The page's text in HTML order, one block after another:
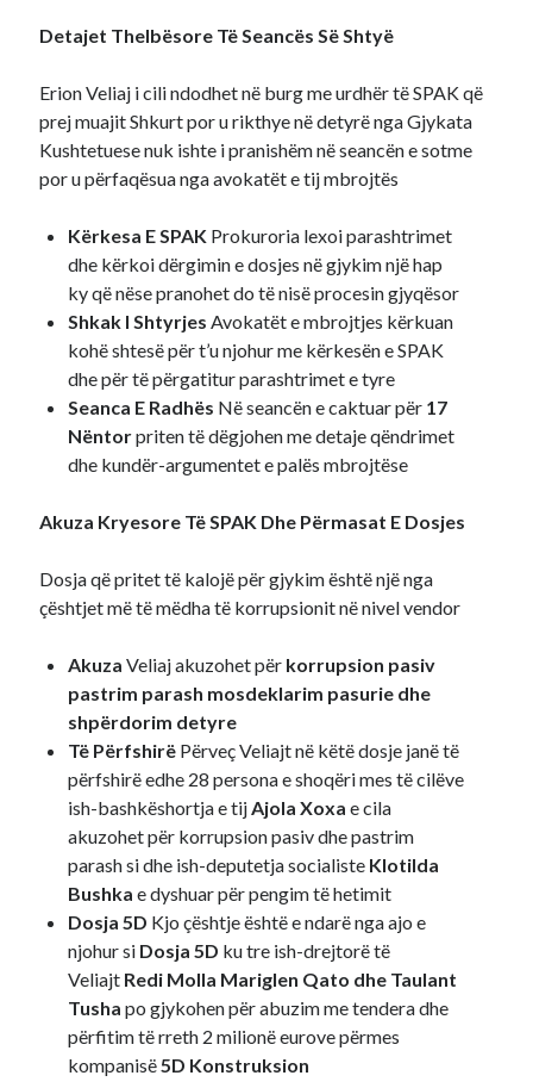
Recent Comments
A WordPress CommenteronHello world!
Detajet Thelbësore Të Seancës Së Shtyë
Erion Veliaj i cili ndodhet në burg me urdhër të SPAK që
prej muajit Shkurt por u rikthye në detyrë nga Gjykata
Kushtetuese nuk ishte i pranishëm në seancën e sotme
por u përfaqësua nga avokatët e tij mbrojtës
Kërkesa E SPAK Prokuroria lexoi parashtrimet
dhe kërkoi dërgimin e dosjes në gjykim një hap
ky që nëse pranohet do të nisë procesin gjyqësor
Shkak I Shtyrjes Avokatët e mbrojtjes kërkuan
kohë shtesë për t’u njohur me kërkesën e SPAK
dhe për të përgatitur parashtrimet e tyre
Seanca E Radhës Në seancën e caktuar për 17
Nëntorpriten të dëgjohen me detaje qëndrimet
dhe kundër-argumentet e palës mbrojtëse
Akuza Kryesore Të SPAK Dhe Përmasat E Dosjes
Dosja që pritet të kalojë për gjykim është një nga
çështjet më të mëdha të korrupsionit në nivel vendor
Akuza Veliaj akuzohet për korrupsion pasiv
pastrim parash mosdeklarim pasurie dhe
shpërdorim detyre
Të Përfshirë Përveç Veliajt në këtë dosje janë të
përfshirë edhe 28 persona e shoqëri mes të cilëve
ish-bashkëshortja e tijAjola Xoxa e cila
akuzohet për korrupsion pasiv dhe pastrim
parash si dhe ish-deputetja socialiste Klotilda
Bushka e dyshuar për pengim të hetimit
Dosja 5D Kjo çështje është e ndarë nga ajo e
njohur si Dosja 5D ku tre ish-drejtorë të
Veliajt Redi Molla Mariglen Qato dhe Taulant
Tusha po gjykohen për abuzim me tendera dhe
përfitim të rreth 2 milionë eurove përmes
kompanisë5D Konstruksion